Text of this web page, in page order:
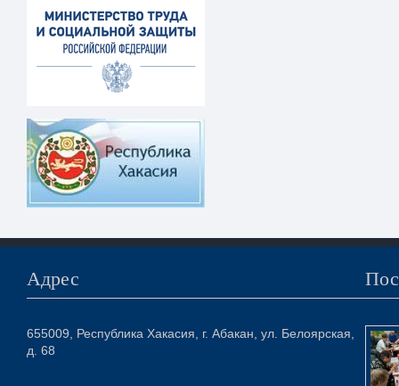
Адрес
655009, Республика Хакасия, г. Абакан, ул. Белоярская,
д. 68